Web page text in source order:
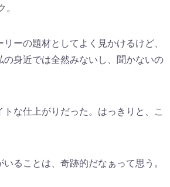
ーの題材としてよく見かけるけど、
身近では全然みないし、聞かないの
な仕上がりだった。はっきりと、こ
ることは、奇跡的だなぁって思う。